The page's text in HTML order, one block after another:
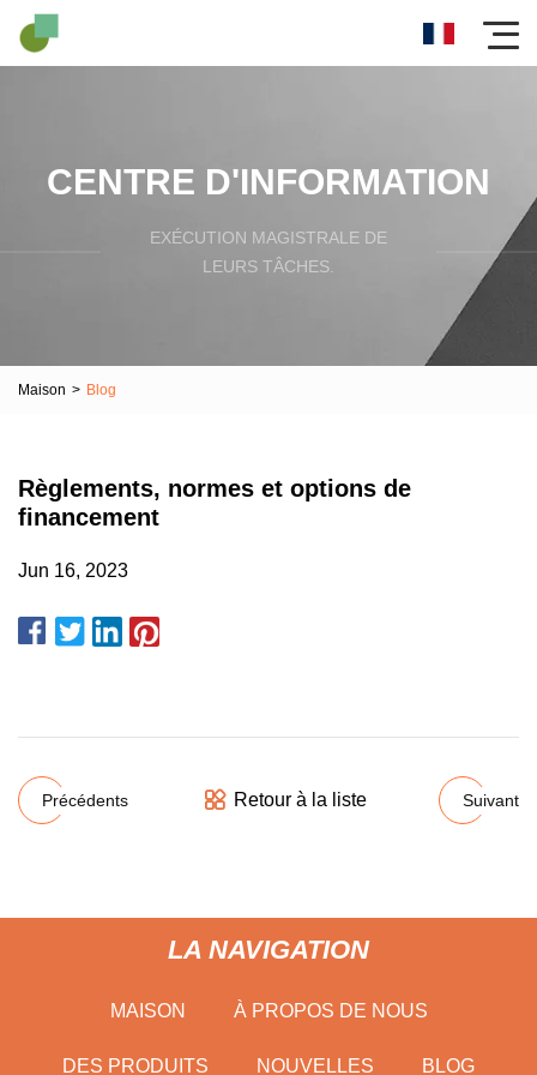
CENTRE D'INFORMATION
EXÉCUTION MAGISTRALE DE
LEURS TÂCHES.
Maison > Blog
Règlements, normes et options de
financement
Jun 16, 2023
Précédents Retour à la liste Suivant
LA NAVIGATION
MAISON À PROPOS DE NOUS
DES PRODUITS NOUVELLES BLOG